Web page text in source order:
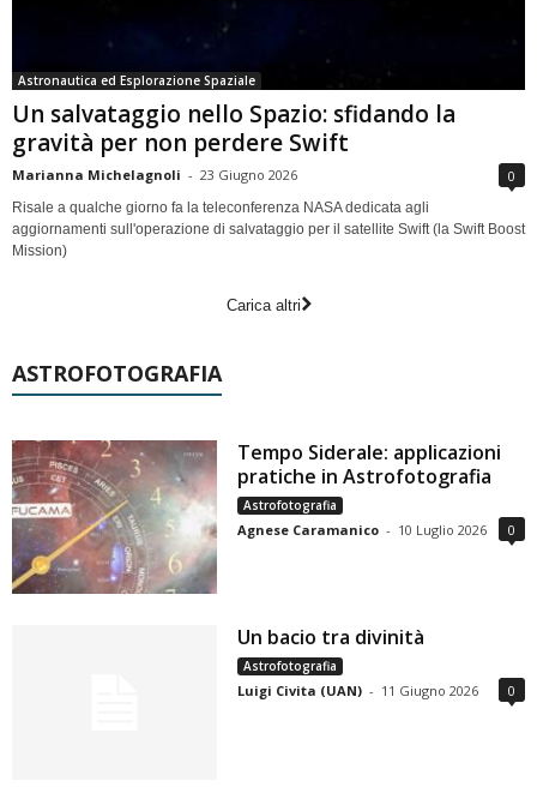
Astronautica ed Esplorazione Spaziale
Un salvataggio nello Spazio: sfidando la
gravità per non perdere Swift
Marianna Michelagnoli - 23 Giugno 2026 0
Risale a qualche giorno fa la teleconferenza NASA dedicata agli
aggiornamenti sull'operazione di salvataggio per il satellite Swift (la Swift Boost
Mission)
Carica altri
ASTROFOTOGRAFIA
Tempo Siderale: applicazioni
pratiche in Astrofotografia
Astrofotografia
Agnese Caramanico - 10 Luglio 2026 0
Un bacio tra divinità
Astrofotografia
Luigi Civita (UAN) - 11 Giugno 2026 0